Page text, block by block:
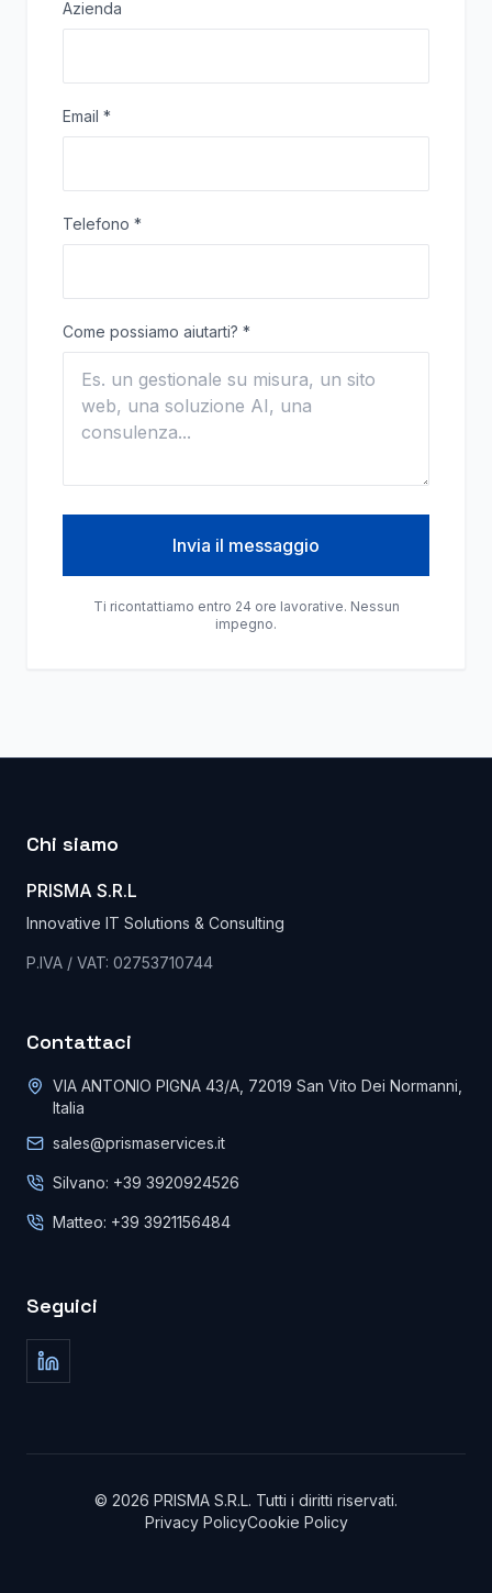
Azienda
Email *
Telefono *
Come possiamo aiutarti? *
Invia il messaggio
Ti ricontattiamo entro 24 ore lavorative. Nessun
impegno.
Chi siamo
PRISMA S.R.L
Innovative IT Solutions & Consulting
P.IVA / VAT: 02753710744
Contattaci
VIA ANTONIO PIGNA 43/A, 72019 San Vito Dei Normanni,
Italia
sales@prismaservices.it
Silvano: +39 3920924526
Matteo: +39 3921156484
Seguici
© 2026 PRISMA S.R.L. Tutti i diritti riservati.
Privacy PolicyCookie Policy